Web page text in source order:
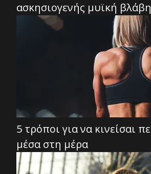
ασκησιογενής μυϊκή βλάβη
5 τρόποι για να κινείσαι
μέσα στη μέρα